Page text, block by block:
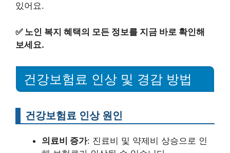
있어요.
✅ 노인 복지 혜택의 모든 정보를 지금 바로 확인해
보세요.
건강보험료 인상 및 경감 방법
건강보험료 인상 원인
의료비 증가: 진료비 및 약제비 상승으로 인